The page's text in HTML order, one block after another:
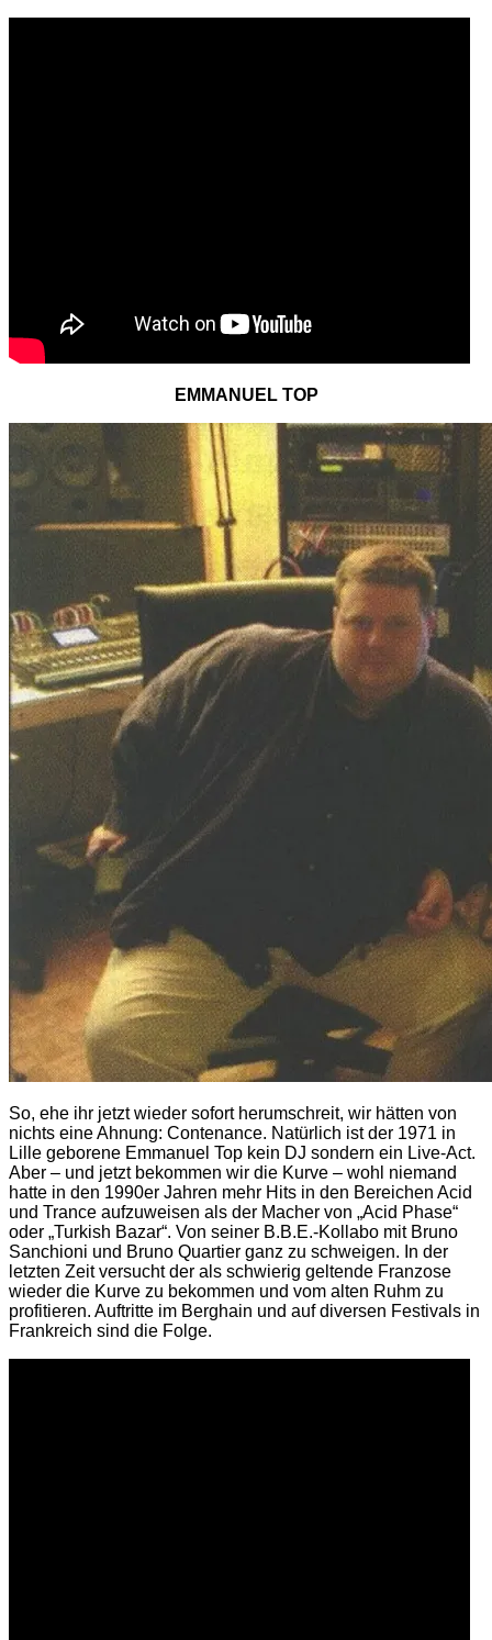
EMMANUEL TOP
So, ehe ihr jetzt wieder sofort herumschreit, wir hätten von
nichts eine Ahnung: Contenance. Natürlich ist der 1971 in
Lille geborene Emmanuel Top kein DJ sondern ein Live-Act.
Aber – und jetzt bekommen wir die Kurve – wohl niemand
hatte in den 1990er Jahren mehr Hits in den Bereichen Acid
und Trance aufzuweisen als der Macher von „Acid Phase“
oder „Turkish Bazar“. Von seiner B.B.E.-Kollabo mit Bruno
Sanchioni und Bruno Quartier ganz zu schweigen. In der
letzten Zeit versucht der als schwierig geltende Franzose
wieder die Kurve zu bekommen und vom alten Ruhm zu
profitieren. Auftritte im Berghain und auf diversen Festivals in
Frankreich sind die Folge.